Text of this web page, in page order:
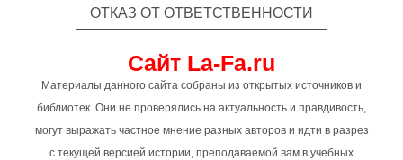
ОТКАЗ ОТ ОТВЕТСТВЕННОСТИ
Сайт La-Fa.ru
Материалы данного сайта собраны из открытых источников и
библиотек. Они не проверялись на актуальность и правдивость,
могут выражать частное мнение разных авторов и идти в разрез
с текущей версией истории, преподаваемой вам в учебных